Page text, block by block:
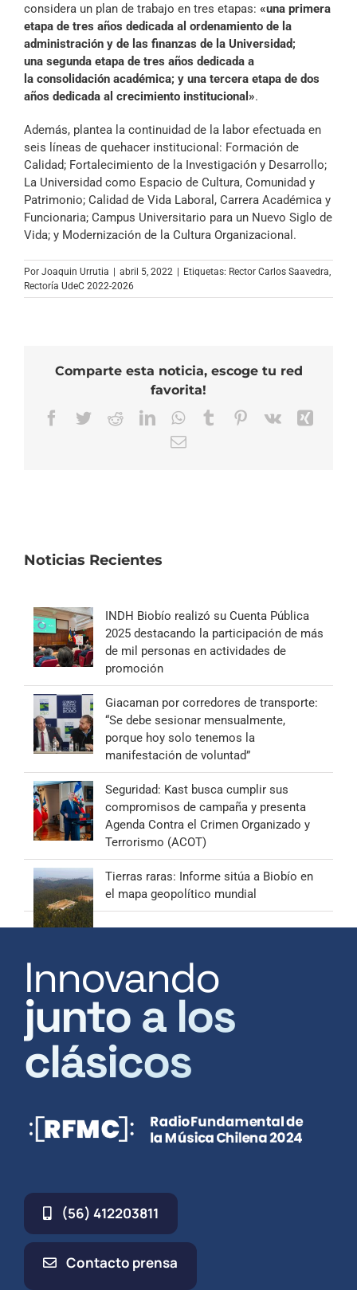
considera un plan de trabajo en tres etapas: «una primera
etapa de tres años dedicada al ordenamiento de la
administración y de las finanzas de la Universidad;
una segunda etapa de tres años dedicada a
la consolidación académica; y una tercera etapa de dos
años dedicada al crecimiento institucional».
Además, plantea la continuidad de la labor efectuada en
seis líneas de quehacer institucional: Formación de
Calidad; Fortalecimiento de la Investigación y Desarrollo;
La Universidad como Espacio de Cultura, Comunidad y
Patrimonio; Calidad de Vida Laboral, Carrera Académica y
Funcionaria; Campus Universitario para un Nuevo Siglo de
Vida; y Modernización de la Cultura Organizacional.
Por Joaquin Urrutia abril 5, 2022 Etiquetas: Rector Carlos Saavedra,
Rectoría UdeC 2022-2026
Comparte esta noticia, escoge tu red
favorita!
Facebook
TwitterRedditLinkedInWhatsApp
TumblrPinterest
Vk
Correo
Noticias Recientes
INDH Biobío realizó su Cuenta Pública
2025 destacando la participación de más
de mil personas en actividades de
promoción
Giacaman por corredores de transporte:
“Se debe sesionar mensualmente,
porque hoy solo tenemos la
manifestación de voluntad”
Seguridad: Kast busca cumplir sus
compromisos de campaña y presenta
Agenda Contra el Crimen Organizado y
Terrorismo (ACOT)
Tierras raras: Informe sitúa a Biobío en
el mapa geopolítico mundial
Innovando
junto a los
clásicos
(56) 412203811
Contacto prensa